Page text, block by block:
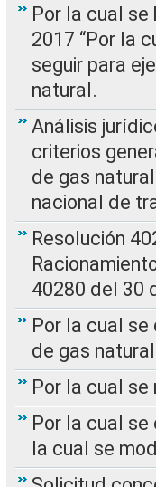
Por la cual se
2017 “Por la
seguir para
natural.
Análisis
criterios
de gas
nacional de
Resolución
40280 del 30
Por la cual
de gas natural
Por la cual se
Por la cual se
la cual se